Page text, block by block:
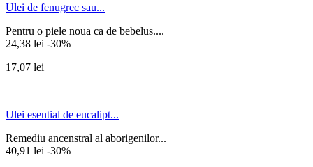
Ulei de fenugrec sau...
Pentru o piele noua ca de bebelus....
24,38 lei -30%
17,07 lei
Ulei esential de eucalipt...
Remediu ancenstral al aborigenilor...
40,91 lei -30%